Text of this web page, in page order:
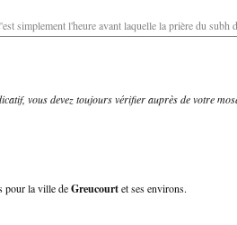
simplement l'heure avant laquelle la prière du subh
vous devez toujours vérifier auprès de votre
pour la ville deGreucourtet ses environs.